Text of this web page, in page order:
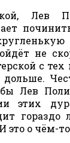
Лев
не
с тех
Лев
этих
гораздо
о чём-то